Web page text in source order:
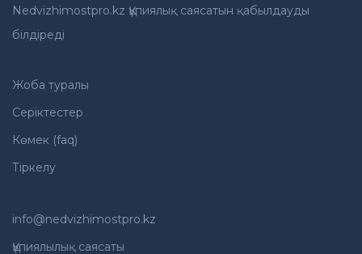
Nedvizhimostpro.kz Құпиялық саясатын қабылдауды
білдіреді
Жоба туралы
Серіктестер
Көмек (faq)
Тіркелу
info@nedvizhimostpro.kz
Құпиялылық саясаты